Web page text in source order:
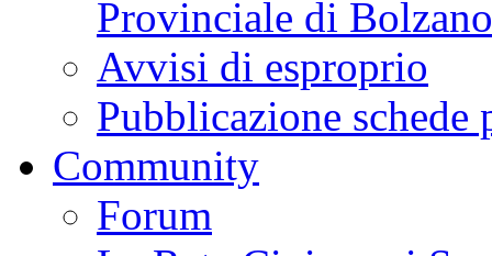
Provinciale di Bolzano
Avvisi di esproprio
Pubblicazione schede
Community
Forum